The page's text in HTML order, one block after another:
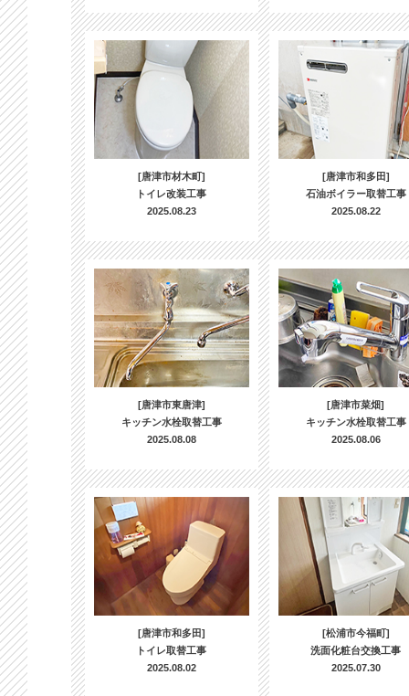
[唐津市材木町]
トイレ改装工事
2025.08.23
[唐津市和多田]
石油ボイラー取替工事
2025.08.22
[唐津市東唐津]
キッチン水栓取替工事
2025.08.08
[唐津市菜畑]
キッチン水栓取替工事
2025.08.06
[唐津市和多田]
トイレ取替工事
2025.08.02
[松浦市今福町]
洗面化粧台交換工事
2025.07.30